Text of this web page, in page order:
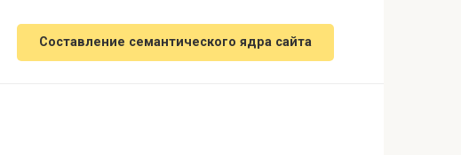
Составление семантического ядра сайта